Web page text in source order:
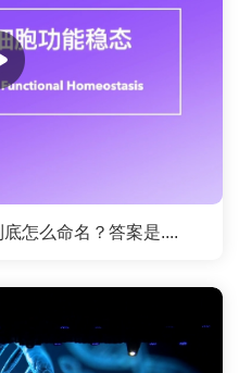
底怎么命名？答案是....